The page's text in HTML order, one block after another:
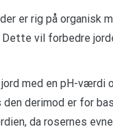
er rig på organisk
vil forbedre
med en pH-værdi
derimod er for
da rosernes